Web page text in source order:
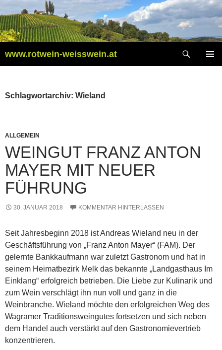
Inhalt
springen
www.rotwein-weisswein.at
Schlagwortarchiv: Wieland
ALLGEMEIN
WEINGUT FRANZ ANTON
MAYER MIT NEUER
FÜHRUNG
30. JANUAR 2018 KOMMENTAR HINTERLASSEN
Seit Jahresbeginn 2018 ist Andreas Wieland neu in der
Geschäftsführung von „Franz Anton Mayer“ (FAM). Der
gelernte Bankkaufmann war zuletzt Gastronom und hat in
seinem Heimatbezirk Melk das bekannte „Landgasthaus Im
Einklang“ erfolgreich betrieben. Die Liebe zur Kulinarik und
zum Wein verschlägt ihn nun voll und ganz in die
Weinbranche. Wieland möchte den erfolgreichen Weg des
Wagramer Traditionsweingutes fortsetzen und sich neben
dem Handel auch verstärkt auf den Gastronomievertrieb
konzentrieren.